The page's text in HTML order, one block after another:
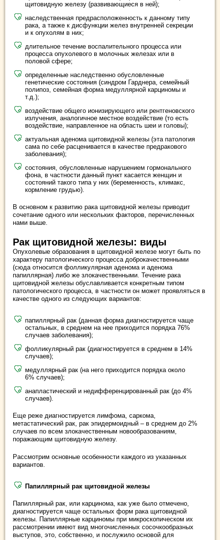
щитовидную железу (развивающиеся в ней);
наследственная предрасположенность к данному типу
рака, а также к дисфункции желез внутренней секреции
и к опухолям в них;
длительное течение воспалительного процесса или
процесса опухолевого в молочных железах или в
половой сфере;
определенные наследственно обусловленные
генетические состояния (синдром Гарднера, семейный
полипоз, семейная форма медуллярной карциномы и
т.д.);
воздействие общего ионизирующего или рентгеновского
излучения, аналогичное местное воздействие (то есть
воздействие, направленное на область шеи и головы);
актуальная аденома щитовидной железы (эта патология
сама по себе расценивается в качестве предракового
заболевания);
состояния, обусловленные нарушением гормонального
фона, в частности данный пункт касается женщин и
состояний такого типа у них (беременность, климакс,
кормление грудью).
В основном к развитию рака щитовидной железы приводит
сочетание одного или нескольких факторов, перечисленных
нами выше.
Рак щитовидной железы: виды
Опухолевые образования в щитовидной железе могут быть по
характеру патологического процесса доброкачественными
(сюда относится фолликулярная аденома и аденома
папиллярная) либо же злокачественными. Течение рака
щитовидной железы обуславливается конкретным типом
патологического процесса, в частности он может проявляться в
качестве одного из следующих вариантов:
папиллярный рак (данная форма диагностируется чаще
остальных, в среднем на нее приходится порядка 76%
случаев заболевания);
фолликулярный рак (диагностируется в среднем в 14%
случаев);
медуллярный рак (на него приходится порядка около
6% случаев);
анапластический и недифференцированный рак (до 4%
случаев).
Еще реже диагностируется лимфома, саркома,
метастатический рак, рак эпидермоидный – в среднем до 2%
случаев по всем злокачественным новообразованиям,
поражающим щитовидную железу.
Рассмотрим основные особенности каждого из указанных
вариантов.
Папиллярный рак щитовидной железы
Папиллярный рак, или карцинома, как уже было отмечено,
диагностируется чаще остальных форм рака щитовидной
железы. Папиллярные карциномы при микроскопическом их
рассмотрении имеют вид многочисленных сосочкообразных
выступов, это, собственно, и послужило основой для